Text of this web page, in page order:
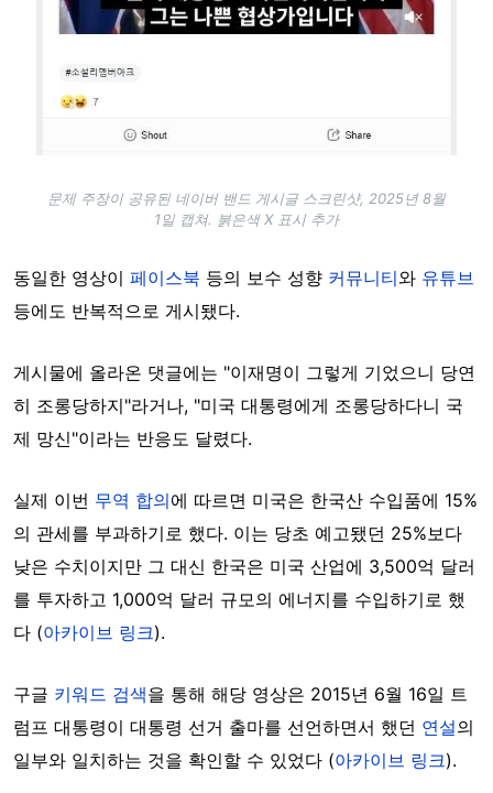
문제 주장이 공유된 네이버 밴드 게시글 스크린샷, 2025년 8월
1일 캡쳐. 붉은색 X 표시 추가
동일한 영상이 페이스북 등의 보수 성향 커뮤니티와 유튜브
등에도 반복적으로 게시됐다.
게시물에 올라온 댓글에는 "이재명이 그렇게 기었으니 당연
히 조롱당하지"라거나, "미국 대통령에게 조롱당하다니 국
제 망신"이라는 반응도 달렸다.
실제 이번 무역 합의에 따르면 미국은 한국산 수입품에 15%
의 관세를 부과하기로 했다. 이는 당초 예고됐던 25%보다
낮은 수치이지만 그 대신 한국은 미국 산업에 3,500억 달러
를 투자하고 1,000억 달러 규모의 에너지를 수입하기로 했
다 (아카이브 링크).
구글 키워드 검색을 통해 해당 영상은 2015년 6월 16일 트
럼프 대통령이 대통령 선거 출마를 선언하면서 했던 연설의
일부와 일치하는 것을 확인할 수 있었다 (아카이브 링크).